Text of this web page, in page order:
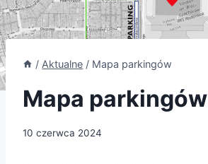
/ Aktualne / Mapa parkingów
Mapa parkingów
10 czerwca 2024